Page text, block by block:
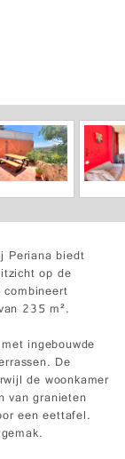
Periana biedt
op de
235 m².
ingebouwde
De
de woonkamer
van granieten
een eettafel.